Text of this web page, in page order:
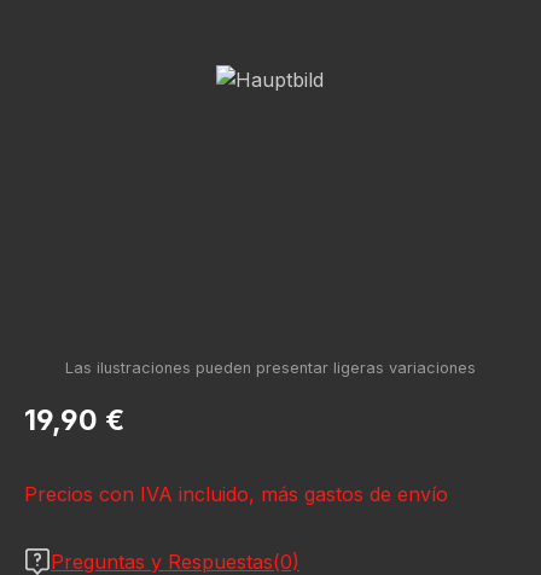
Omitir galería de imágenes
Precio normal:
19,90 €
Precios con IVA incluido, más gastos de envío
Preguntas y Respuestas(0)